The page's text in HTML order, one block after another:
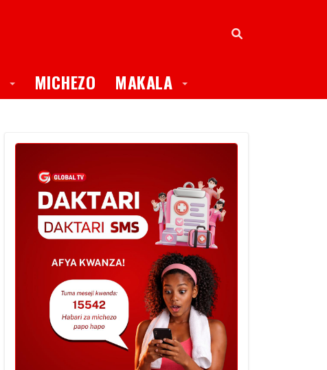
Toggle Dropdown
MICHEZO MAKALA Toggle Dropdown